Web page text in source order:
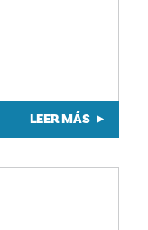
LEER MÁS